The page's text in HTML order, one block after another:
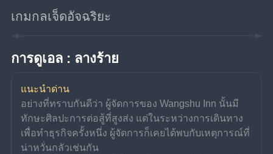
เกมกลเจ็ดอัจฉริยะ
การดูเอล : ลางร้าย
แนะนำด่าน
อย่างที่ทราบกันดีว่า ผู้จัดการของ Wangshu Inn นั้นมี
ทักษะศิลปะการต่อสู้ที่สูงส่ง แต่ในระหว่างการเดินทาง
เพื่อทำธุรกิจครั้งหนึ่ง ผู้จัดการก็เคยได้พบกับเหตุการณ์ที่
น่าหวั่นกลัวเช่นกัน